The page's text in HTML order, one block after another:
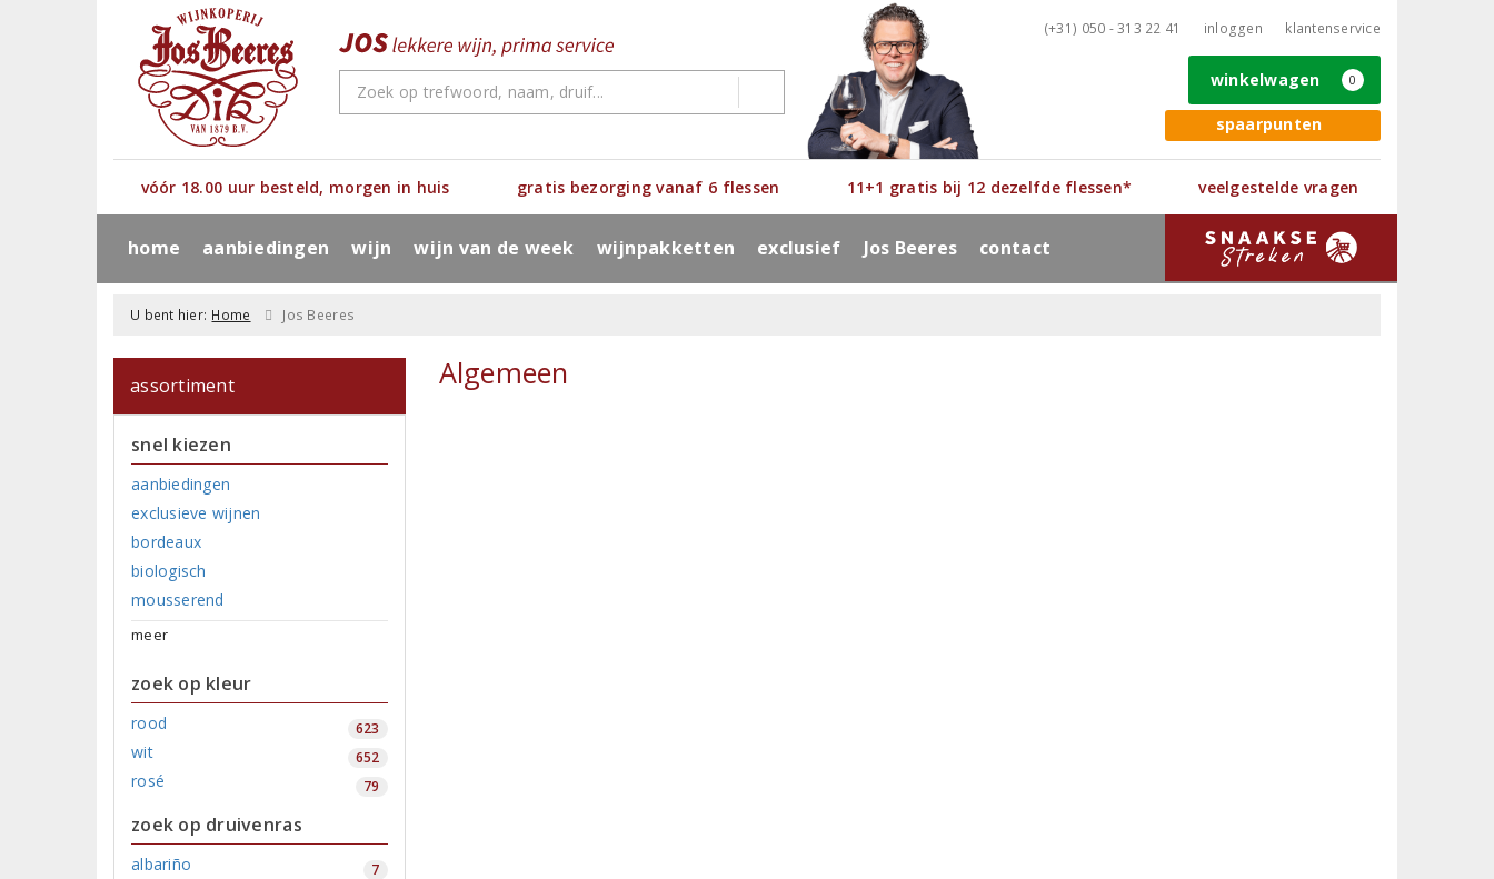
(+31) 050 - 313 22 41 inloggen klantenservice
spaarpunten
winkelwagen 0
vóór 18.00 uur besteld, morgen in huis gratis bezorging vanaf 6 flessen 11+1 gratis bij 12 dezelfde flessen* veelgestelde vragen
home aanbiedingen wijn wijn van de week wijnpakketten exclusief Jos Beeres contact
U bent hier: Home Jos Beeres
assortiment
snel kiezen
aanbiedingen
exclusieve wijnen
bordeaux
biologisch
mousserend
meer
zoek op kleur
rood 623
wit 652
rosé 79
zoek op druivenras
albariño 7
Algemeen